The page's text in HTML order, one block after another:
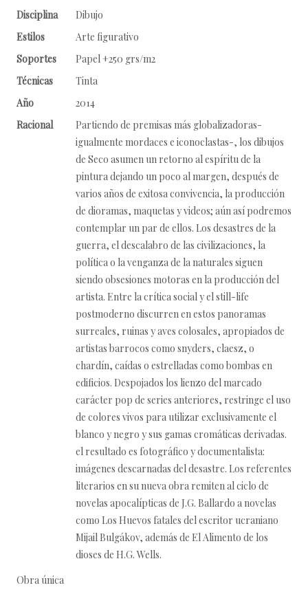
Disciplina
Dibujo
Estilos
Arte figurativo
Soportes
Papel +250 grs/m2
Técnicas
Tinta
Año
2014
Racional
Partiendo de premisas más globalizadoras-
igualmente mordaces e iconoclastas-, los dibujos
de Seco asumen un retorno al espíritu de la
pintura dejando un poco al margen, después de
varios años de exitosa convivencia, la producción
de dioramas, maquetas y videos; aún así podremos
contemplar un par de ellos. Los desastres de la
guerra, el descalabro de las civilizaciones, la
política o la venganza de la naturales siguen
siendo obsesiones motoras en la producción del
artista. Entre la crítica social y el still-life
postmoderno discurren en estos panoramas
surreales, ruinas y aves colosales, apropiados de
artistas barrocos como snyders, claesz, o
chardín, caídas o estrelladas como bombas en
edificios. Despojados los lienzo del marcado
carácter pop de series anteriores, restringe el uso
de colores vivos para utilizar exclusivamente el
blanco y negro y sus gamas cromáticas derivadas.
el resultado es fotográfico y documentalista:
imágenes descarnadas del desastre. Los referentes
literarios en su nueva obra remiten al ciclo de
novelas apocalípticas de J.G. Ballardo a novelas
como Los Huevos fatales del escritor ucraniano
Mijail Bulgákov, además de El Alimento de los
dioses de H.G. Wells.
Obra única